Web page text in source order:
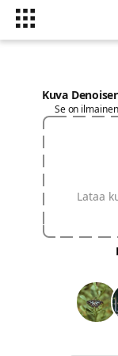
Kuva
Se on
Lataa